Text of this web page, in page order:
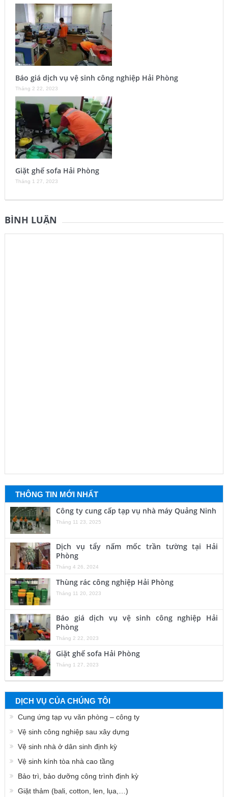
Báo giá dịch vụ vệ sinh công nghiệp Hải Phòng
Tháng 2 22, 2023
Giặt ghế sofa Hải Phòng
Tháng 1 27, 2023
BÌNH LUẬN
THÔNG TIN MỚI NHẤT
Công ty cung cấp tạp vụ nhà máy Quảng Ninh
Tháng 11 23, 2025
Dịch vụ tẩy nấm mốc trần tường tại Hải
Phòng
Tháng 4 26, 2024
Thùng rác công nghiệp Hải Phòng
Tháng 11 20, 2023
Báo giá dịch vụ vệ sinh công nghiệp Hải
Phòng
Tháng 2 22, 2023
Giặt ghế sofa Hải Phòng
Tháng 1 27, 2023
DỊCH VỤ CỦA CHÚNG TÔI
Cung ứng tạp vụ văn phòng – công ty
Vệ sinh công nghiệp sau xây dựng
Vệ sinh nhà ở dân sinh định kỳ
Vệ sinh kính tòa nhà cao tầng
Bảo trì, bảo dưỡng công trình định kỳ
Giặt thảm (bali, cotton, len, lụa,…)